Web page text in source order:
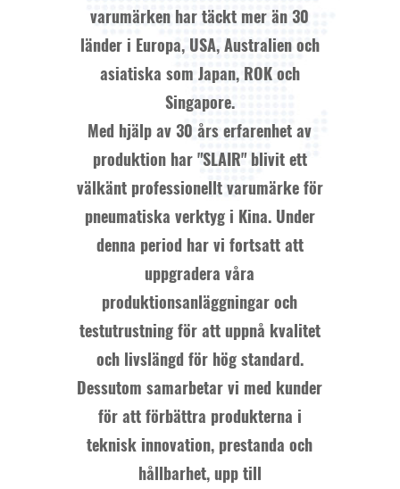
varumärken har täckt mer än 30
länder i Europa, USA, Australien och
asiatiska som Japan, ROK och
Singapore.
Med hjälp av 30 års erfarenhet av
produktion har "SLAIR" blivit ett
välkänt professionellt varumärke för
pneumatiska verktyg i Kina. Under
denna period har vi fortsatt att
uppgradera våra
produktionsanläggningar och
testutrustning för att uppnå kvalitet
och livslängd för hög standard.
Dessutom samarbetar vi med kunder
för att förbättra produkterna i
teknisk innovation, prestanda och
hållbarhet, upp till